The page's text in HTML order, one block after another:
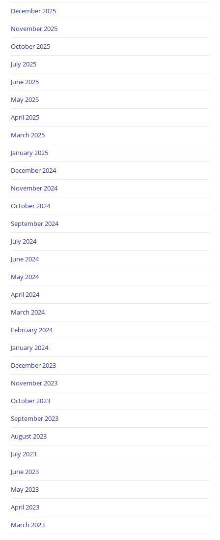
December 2025
November 2025
October 2025
July 2025
June 2025
May 2025
April 2025
March 2025
January 2025
December 2024
November 2024
October 2024
September 2024
July 2024
June 2024
May 2024
April 2024
March 2024
February 2024
January 2024
December 2023
November 2023
October 2023
September 2023
August 2023
July 2023
June 2023
May 2023
April 2023
March 2023